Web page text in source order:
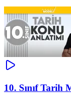
10. Sınıf Tarih